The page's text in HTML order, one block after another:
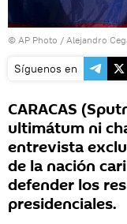
© AP Photo / Alejandro
Síguenos en
CARACAS
ultimátum ni
entrevista
de la nación
defender los
presidenciales.